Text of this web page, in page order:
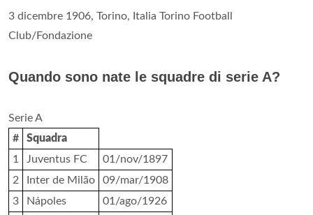
3 dicembre 1906, Torino, Italia Torino Football
Club/Fondazione
Quando sono nate le squadre di serie A?
Serie A
#
Squadra
1
Juventus FC
01/nov/1897
2
Inter de Milão
09/mar/1908
3
Nápoles
01/ago/1926